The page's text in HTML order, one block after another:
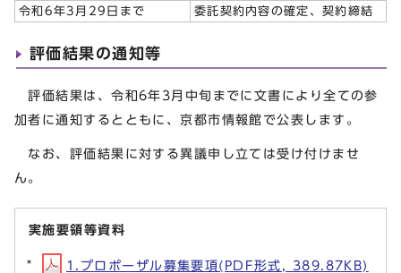
令和6年3月29日まで
委託契約内容の確定、契約締結
評価結果の通知等
評価結果は、令和6年3月中旬までに文書により全ての参
加者に通知するとともに、京都市情報館で公表します。
なお、評価結果に対する異議申し立ては受け付けませ
ん。
実施要領等資料
1.プロポーザル募集要項(PDF形式, 389.87KB)